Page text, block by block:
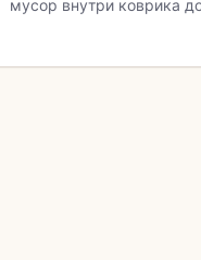
мусор внутри коврика